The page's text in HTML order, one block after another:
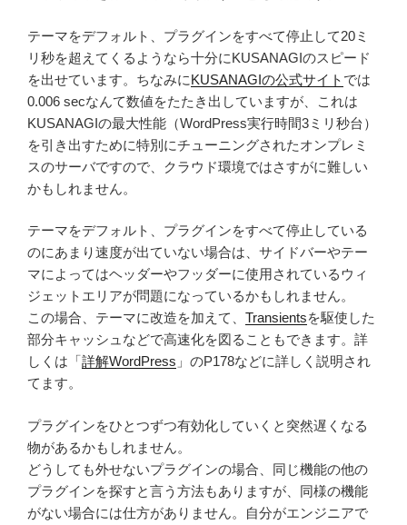
テーマをデフォルト、プラグインをすべて停止して20ミ
リ秒を超えてくるようなら十分にKUSANAGIのスピード
を出せています。ちなみにKUSANAGIの公式サイト では
0.006 secなんて数値をたたき出していますが、これは
KUSANAGIの最大性能（WordPress実行時間3ミリ秒台）
を引き出すために特別にチューニングされたオンプレミ
スのサーバですので、クラウド環境ではさすがに難しい
かもしれません。
テーマをデフォルト、プラグインをすべて停止している
のにあまり速度が出ていない場合は、サイドバーやテー
マによってはヘッダーやフッダーに使用されているウィ
ジェットエリアが問題になっているかもしれません。
この場合、テーマに改造を加えて、 Transientsを駆使した
部分キャッシュなどで高速化を図ることもできます。詳
しくは「詳解WordPress 」のP178などに詳しく説明され
てます。
プラグインをひとつずつ有効化していくと突然遅くなる
物があるかもしれません。
どうしても外せないプラグインの場合、同じ機能の他の
プラグインを探すと言う方法もありますが、同様の機能
がない場合には仕方がありません。自分がエンジニアで